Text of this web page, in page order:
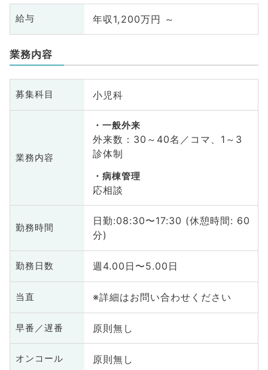
給与 年収1,200万円 ～
業務内容
募集科目 小児科
業務内容
一般外来
外来数：30～40名／コマ、1～3
診体制
病棟管理
応相談
勤務時間
日勤:08:30〜17:30 (休憩時間: 60
分)
勤務日数 週4.00日〜5.00日
当直 ※詳細はお問い合わせください
早番／遅番 原則無し
オンコール 原則無し